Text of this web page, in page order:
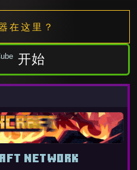
在这里？
开始
NETWORK